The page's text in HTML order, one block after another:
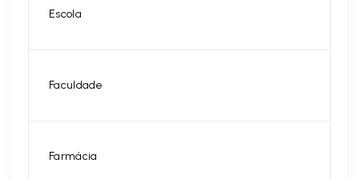
Escola
Faculdade
Farmácia